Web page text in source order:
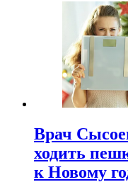
Врач
ходить
к Новому